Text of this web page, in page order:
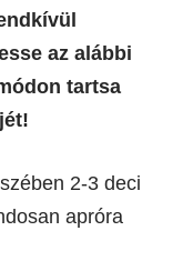
az alábbi
tartsa
2-3 deci
apróra